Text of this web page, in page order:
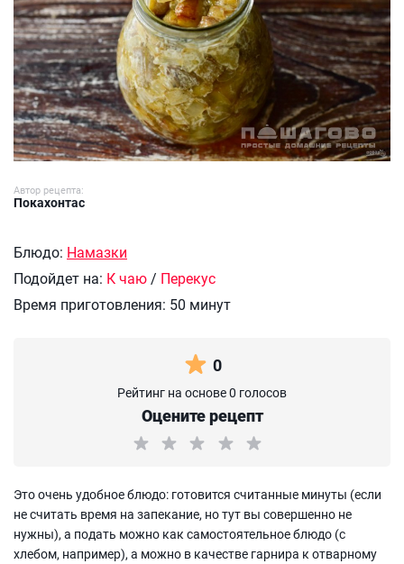
Автор рецепта:
Покахонтас
Блюдо: Намазки
Подойдет на: К чаю/ Перекус
Время приготовления: 50 минут
0
Рейтинг на основе 0 голосов
Оцените рецепт
Это очень удобное блюдо: готовится считанные минуты (если
не считать время на запекание, но тут вы совершенно не
нужны), а подать можно как самостоятельное блюдо (с
хлебом, например), а можно в качестве гарнира к отварному